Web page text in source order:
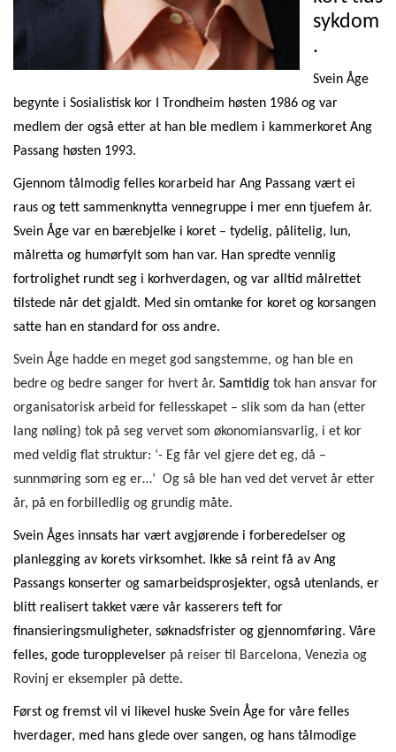
sykdom
.
Svein Åge
begynte i Sosialistisk kor I Trondheim høsten 1986 og var
medlem der også etter at han ble medlem i kammerkoret Ang
Passang høsten 1993.
Gjennom tålmodig felles korarbeid har Ang Passang vært ei
raus og tett sammenknytta vennegruppe i mer enn tjuefem år.
Svein Åge var en bærebjelke i koret – tydelig, pålitelig, lun,
målretta og humørfylt som han var. Han spredte vennlig
fortrolighet rundt seg i korhverdagen, og var alltid målrettet
tilstede når det gjaldt. Med sin omtanke for koret og korsangen
satte han en standard for oss andre.
Svein Åge hadde en meget god sangstemme, og han ble en
bedre og bedre sanger for hvert år. Samtidig tok han ansvar for
organisatorisk arbeid for fellesskapet – slik som da han (etter
lang nøling) tok på seg vervet som økonomiansvarlig, i et kor
med veldig flat struktur: ‘- Eg får vel gjere det eg, då –
sunnmøring som eg er…’ Og så ble han ved det vervet år etter
år, på en forbilledlig og grundig måte.
Svein Åges innsats har vært avgjørende i forberedelser og
planlegging av korets virksomhet. Ikke så reint få av Ang
Passangs konserter og samarbeidsprosjekter, også utenlands, er
blitt realisert takket være vår kasserers teft for
finansieringsmuligheter, søknadsfrister og gjennomføring. Våre
felles, gode turopplevelser på reiser til Barcelona, Venezia og
Rovinj er eksempler på dette.
Først og fremst vil vi likevel huske Svein Åge for våre felles
hverdager, med hans glede over sangen, og hans tålmodige